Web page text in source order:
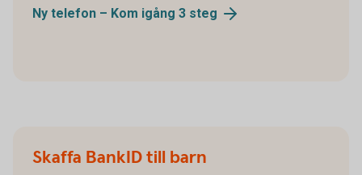
Ny telefon – Kom igång 3 steg
Skaffa BankID till barn